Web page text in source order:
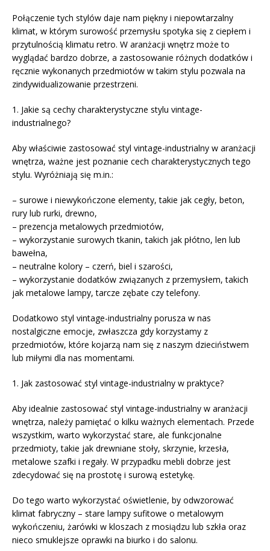
Połączenie tych stylów daje nam piękny i niepowtarzalny
klimat, w którym surowość przemysłu spotyka się z ciepłem i
przytulnością klimatu retro. W aranżacji wnętrz może to
wyglądać bardzo dobrze, a zastosowanie różnych dodatków i
ręcznie wykonanych przedmiotów w takim stylu pozwala na
zindywidualizowanie przestrzeni.
1. Jakie są cechy charakterystyczne stylu vintage-
industrialnego?
Aby właściwie zastosować styl vintage-industrialny w aranżacji
wnętrza, ważne jest poznanie cech charakterystycznych tego
stylu. Wyróżniają się m.in.:
– surowe i niewykończone elementy, takie jak cegły, beton,
rury lub rurki, drewno,
– prezencja metalowych przedmiotów,
– wykorzystanie surowych tkanin, takich jak płótno, len lub
bawełna,
– neutralne kolory – czerń, biel i szarości,
– wykorzystanie dodatków związanych z przemysłem, takich
jak metalowe lampy, tarcze zębate czy telefony.
Dodatkowo styl vintage-industrialny porusza w nas
nostalgiczne emocje, zwłaszcza gdy korzystamy z
przedmiotów, które kojarzą nam się z naszym dzieciństwem
lub miłymi dla nas momentami.
1. Jak zastosować styl vintage-industrialny w praktyce?
Aby idealnie zastosować styl vintage-industrialny w aranżacji
wnętrza, należy pamiętać o kilku ważnych elementach. Przede
wszystkim, warto wykorzystać stare, ale funkcjonalne
przedmioty, takie jak drewniane stoły, skrzynie, krzesła,
metalowe szafki i regały. W przypadku mebli dobrze jest
zdecydować się na prostotę i surową estetykę.
Do tego warto wykorzystać oświetlenie, by odwzorować
klimat fabryczny – stare lampy sufitowe o metalowym
wykończeniu, żarówki w kloszach z mosiądzu lub szkła oraz
nieco smuklejsze oprawki na biurko i do salonu.